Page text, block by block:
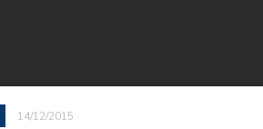
14/12/2015